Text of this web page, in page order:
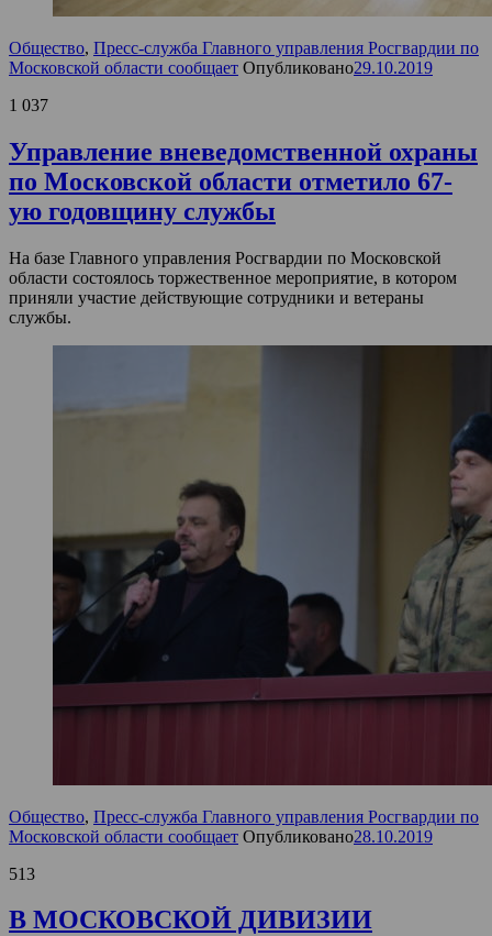
Общество, Пресс-служба Главного управления Росгвардии по
Московской области сообщает Опубликовано29.10.2019
1 037
Управление вневедомственной охраны
по Московской области отметило 67-
ую годовщину службы
На базе Главного управления Росгвардии по Московской
области состоялось торжественное мероприятие, в котором
приняли участие действующие сотрудники и ветераны
службы.
Общество, Пресс-служба Главного управления Росгвардии по
Московской области сообщает Опубликовано28.10.2019
513
В МОСКОВСКОЙ ДИВИЗИИ